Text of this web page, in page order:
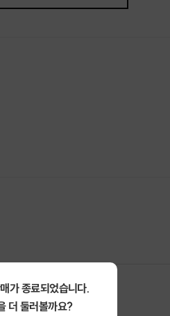
가 종료되었습니다.
더 둘러볼까요?